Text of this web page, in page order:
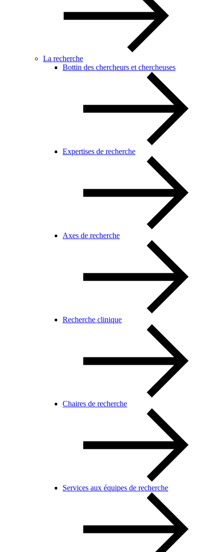
La recherche
Bottin des chercheurs et chercheuses
Expertises de recherche
Axes de recherche
Recherche clinique
Chaires de recherche
Services aux équipes de recherche